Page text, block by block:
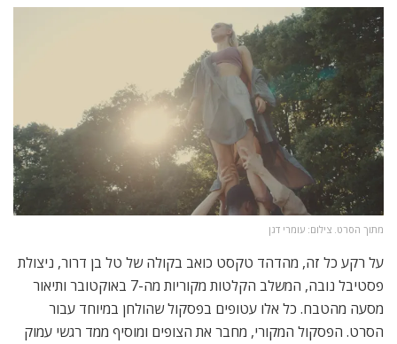
מתוך הסרט. צילום: עומרי דגן
על רקע כל זה, מהדהד טקסט כואב בקולה של טל בן דרור, ניצולת
פסטיבל נובה, המשלב הקלטות מקוריות מה-7 באוקטובר ותיאור
מסעה מהטבח. כל אלו עטופים בפסקול שהולחן במיוחד עבור
הסרט. הפסקול המקורי, מחבר את הצופים ומוסיף ממד רגשי עמוק